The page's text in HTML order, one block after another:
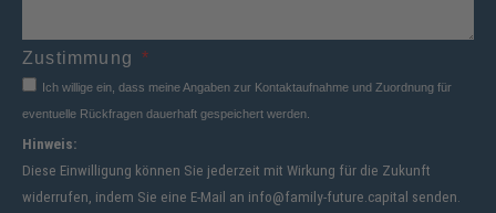
Zustimmung
Ich willige ein, dass meine Angaben zur Kontaktaufnahme und Zuordnung für
eventuelle Rückfragen dauerhaft gespeichert werden.
Hinweis:
Diese Einwilligung können Sie jederzeit mit Wirkung für die Zukunft
widerrufen, indem Sie eine E-Mail an info@family-future.capital senden.